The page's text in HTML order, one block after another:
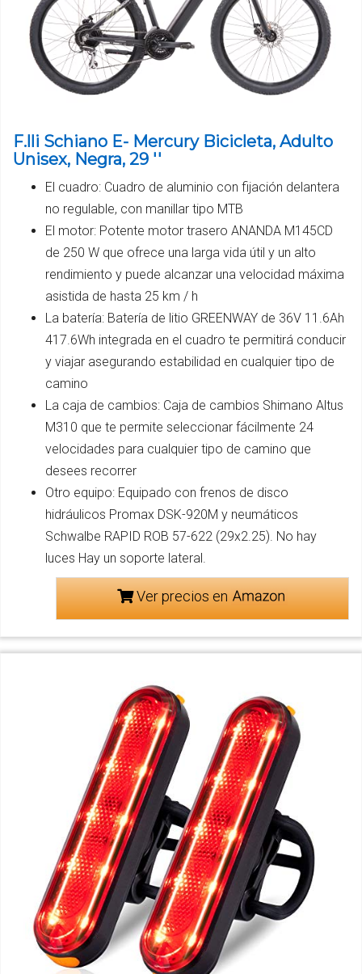
F.lli Schiano E- Mercury Bicicleta, Adulto
Unisex, Negra, 29 ''
El cuadro: Cuadro de aluminio con fijación delantera
no regulable, con manillar tipo MTB
El motor: Potente motor trasero ANANDA M145CD
de 250 W que ofrece una larga vida útil y un alto
rendimiento y puede alcanzar una velocidad máxima
asistida de hasta 25 km / h
La batería: Batería de litio GREENWAY de 36V 11.6Ah
417.6Wh integrada en el cuadro te permitirá conducir
y viajar asegurando estabilidad en cualquier tipo de
camino
La caja de cambios: Caja de cambios Shimano Altus
M310 que te permite seleccionar fácilmente 24
velocidades para cualquier tipo de camino que
desees recorrer
Otro equipo: Equipado con frenos de disco
hidráulicos Promax DSK-920M y neumáticos
Schwalbe RAPID ROB 57-622 (29x2.25). No hay
luces Hay un soporte lateral.
Ver precios en